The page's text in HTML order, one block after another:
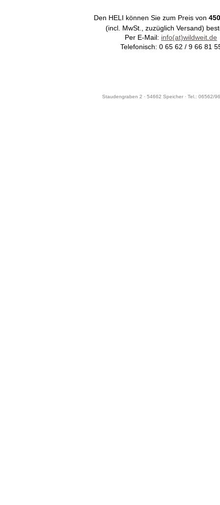
Staudengraben 2 · 54662 Speicher · Tel.: 06562/
Den HELI können Sie zum Preis von
(incl. MwSt., zuzüglich Versand)
Per E-Mail: info(at)wildweit.de
Telefonisch: 0 65 62 / 9 66 81